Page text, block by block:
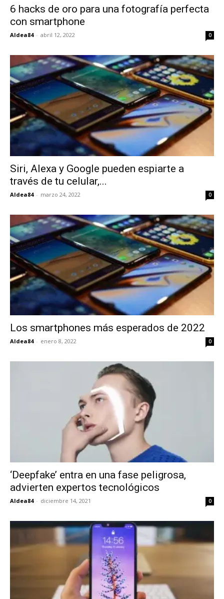
6 hacks de oro para una fotografía perfecta
con smartphone
Aldea84 - abril 12, 2022 0
Siri, Alexa y Google pueden espiarte a
través de tu celular,...
Aldea84 - marzo 24, 2022 0
Los smartphones más esperados de 2022
Aldea84 - enero 8, 2022 0
‘Deepfake’ entra en una fase peligrosa,
advierten expertos tecnológicos
Aldea84 - diciembre 14, 2021 0